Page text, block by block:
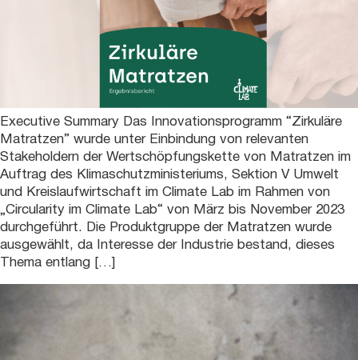
Executive Summary Das Innovationsprogramm “Zirkuläre
Matratzen” wurde unter Einbindung von relevanten
Stakeholdern der Wertschöpfungskette von Matratzen im
Auftrag des Klimaschutzministeriums, Sektion V Umwelt
und Kreislaufwirtschaft im Climate Lab im Rahmen von
„Circularity im Climate Lab“ von März bis November 2023
durchgeführt. Die Produktgruppe der Matratzen wurde
ausgewählt, da Interesse der Industrie bestand, dieses
Thema entlang […]